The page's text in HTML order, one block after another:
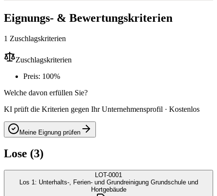
Eignungs- & Bewertungskriterien
1 Zuschlagskriterien
Zuschlagskriterien
Preis: 100%
Welche davon erfüllen Sie?
KI prüft die Kriterien gegen Ihr Unternehmensprofil · Kostenlos
Meine Eignung prüfen
Lose (3)
LOT-0001
Los 1: Unterhalts-, Ferien- und Grundreinigung Grundschule und
Hortgebäude